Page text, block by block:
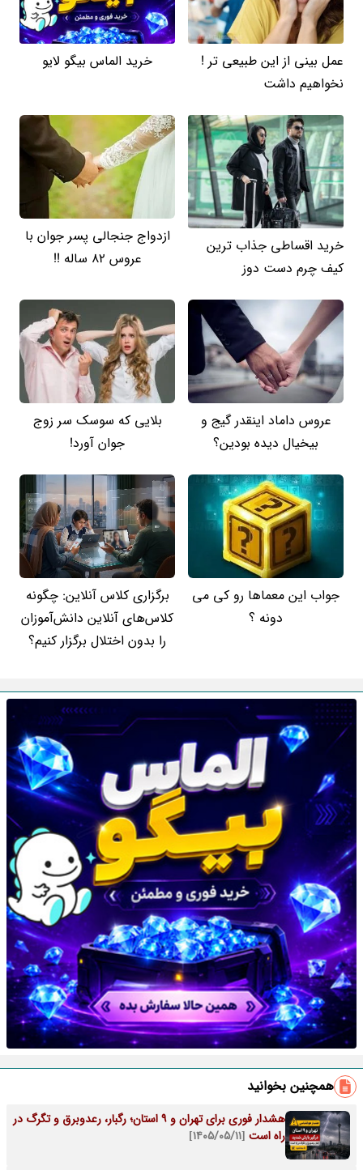
عمل بینی از این طبیعی تر !
نخواهیم داشت
خرید الماس بیگو لایو
خرید اقساطی جذاب ترین
کیف چرم دست دوز
ازدواج جنجالی پسر جوان با
عروس 82 ساله !!
عروس داماد اینقدر گیج و
بیخیال دیده بودین؟
بلایی که سوسک سر زوج
جوان آورد!
جواب این معماها رو کی می
دونه ؟
برگزاری کلاس آنلاین: چگونه
کلاس‌های آنلاین دانش‌آموزان
را بدون اختلال برگزار کنیم؟
همچنین بخوانید
هشدار فوری برای تهران و ۹ استان؛ رگبار، رعدوبرق و تگرگ در
راه است [۱۴۰۵/۰۵/۱۱]